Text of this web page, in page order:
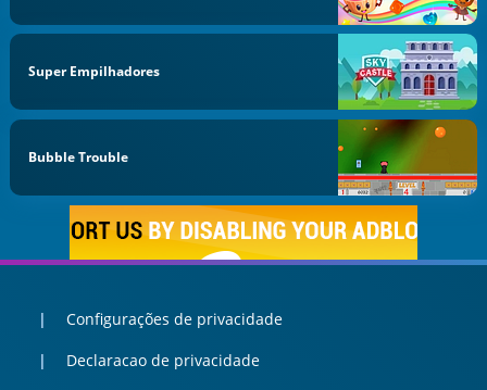
Super Empilhadores
Bubble Trouble
Configurações de privacidade
Declaracao de privacidade